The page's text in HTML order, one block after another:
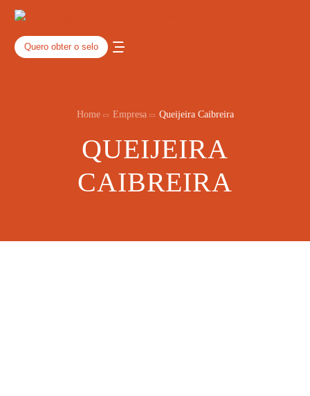
Quero obter o selo
Home Empresa Queijeira Caibreira
QUEIJEIRA
CAIBREIRA